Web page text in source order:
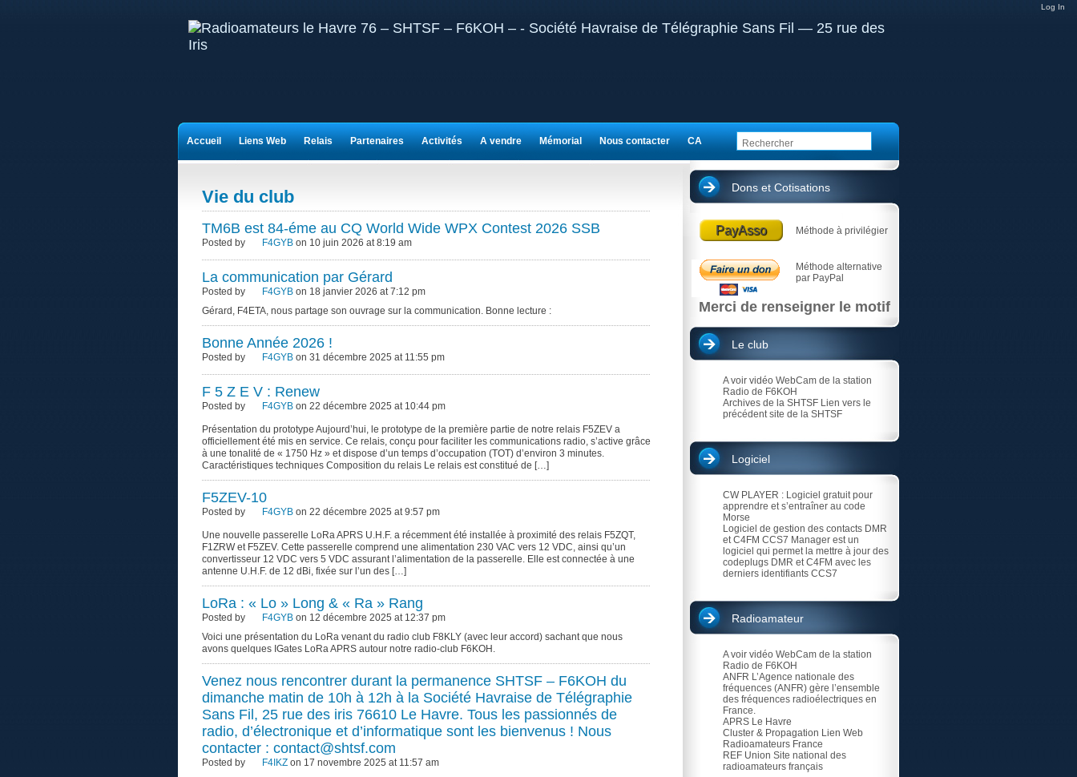
Vie du club
TM6B est 84-éme au CQ World Wide WPX Contest 2026 SSB
Posted by F4GYB on 10 juin 2026 at 8:19 am
La communication par Gérard
Posted by F4GYB on 18 janvier 2026 at 7:12 pm
Gérard, F4ETA, nous partage son ouvrage sur la communication. Bonne lecture :
Bonne Année 2026 !
Posted by F4GYB on 31 décembre 2025 at 11:55 pm
F 5 Z E V : Renew
Posted by F4GYB on 22 décembre 2025 at 10:44 pm
Présentation du prototype Aujourd’hui, le prototype de la première partie de notre relais F5ZEV a
officiellement été mis en service. Ce relais, conçu pour faciliter les communications radio, s’active grâce
à une tonalité de « 1750 Hz » et dispose d’un temps d’occupation (TOT) d’environ 3 minutes.
Caractéristiques techniques Composition du relais Le relais est constitué de […]
F5ZEV-10
Posted by F4GYB on 22 décembre 2025 at 9:57 pm
Une nouvelle passerelle LoRa APRS U.H.F. a récemment été installée à proximité des relais F5ZQT,
F1ZRW et F5ZEV. Cette passerelle comprend une alimentation 230 VAC vers 12 VDC, ainsi qu’un
convertisseur 12 VDC vers 5 VDC assurant l’alimentation de la passerelle. Elle est connectée à une
antenne U.H.F. de 12 dBi, fixée sur l’un des […]
LoRa : « Lo » Long & « Ra » Rang
Posted by F4GYB on 12 décembre 2025 at 12:37 pm
Voici une présentation du LoRa venant du radio club F8KLY (avec leur accord) sachant que nous
avons quelques IGates LoRa APRS autour notre radio-club F6KOH.
Venez nous rencontrer durant la permanence SHTSF – F6KOH du
dimanche matin de 10h à 12h à la Société Havraise de Télégraphie
Sans Fil, 25 rue des iris 76610 Le Havre. Tous les passionnés de
radio, d’électronique et d’informatique sont les bienvenus ! Nous
contacter : contact@shtsf.com
Posted by F4IKZ on 17 novembre 2025 at 11:57 am
Dons et Cotisations
PayAsso Méthode à privilégier
Méthode alternative
par PayPal
Merci de renseigner le motif
Le club
A voir vidéo WebCam de la station
Radio de F6KOH
Archives de la SHTSF Lien vers le
précédent site de la SHTSF
Logiciel
CW PLAYER : Logiciel gratuit pour
apprendre et s’entraîner au code
Morse
Logiciel de gestion des contacts DMR
et C4FM CCS7 Manager est un
logiciel qui permet la mettre à jour des
codeplugs DMR et C4FM avec les
derniers identifiants CCS7
Radioamateur
A voir vidéo WebCam de la station
Radio de F6KOH
ANFR L’Agence nationale des
fréquences (ANFR) gère l’ensemble
des fréquences radioélectriques en
France.
APRS Le Havre
Cluster & Propagation Lien Web
Radioamateurs France
REF Union Site national des
radioamateurs français
Accueil Liens Web Relais Partenaires Activités A vendre Mémorial Nous contacter CA
Log In